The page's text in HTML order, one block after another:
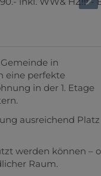
in
eine perfekte
in der 1. Etage
ausreichend Platz
werden können –
Raum.